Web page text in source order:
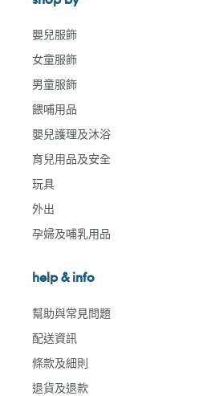
嬰兒服飾
女童服飾
男童服飾
餵哺用品
嬰兒護理及沐浴
育兒用品及安全
玩具
外出
孕婦及哺乳用品
help & info
幫助與常見問題
配送資訊
條款及細則
退貨及退款